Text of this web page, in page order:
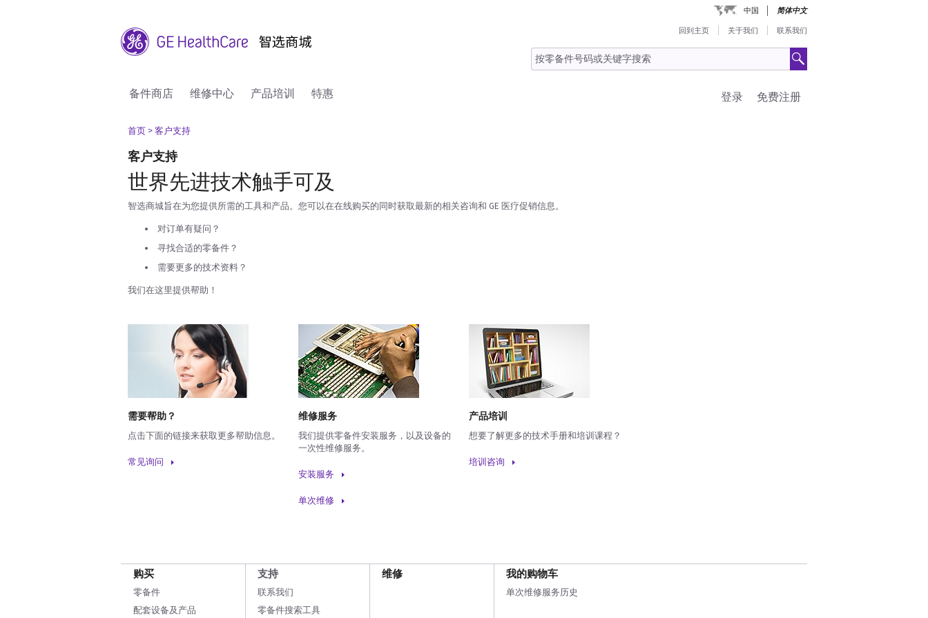
中国 简体中文
回到主页 关于我们 联系我们
备件商店 维修中心 产品培训 特惠 免费注册
登录
首页 > 客户支持
客户支持
世界先进技术触手可及
智选商城旨在为您提供所需的工具和产品。您可以在在线购买的同时获取最新的相关咨询和 GE 医疗促销信息。
对订单有疑问？
寻找合适的零备件？
需要更多的技术资料？
我们在这里提供帮助！
需要帮助？
点击下面的链接来获取更多帮助信息。
常见询问
维修服务
我们提供零备件安装服务，以及设备的
一次性维修服务。
安装服务
单次维修
产品培训
想要了解更多的技术手册和培训课程？
培训咨询
购买
零备件
配套设备及产品
支持
联系我们
零备件搜索工具
维修 我的购物车
单次维修服务历史